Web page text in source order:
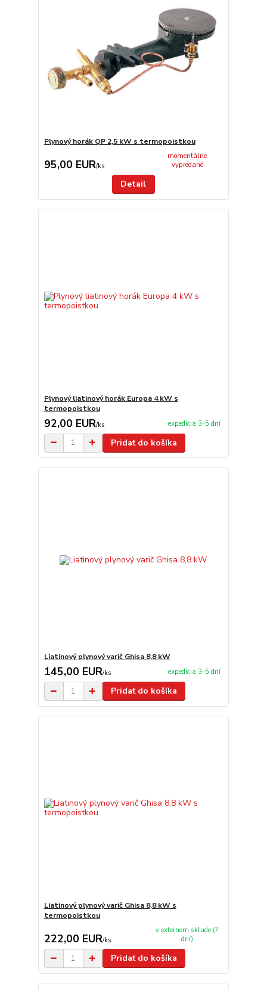
Plynový horák QP 2,5 kW s termopoistkou
95,00 EUR/ks
momentálne
vypredané
Detail
Plynový liatinový horák Europa 4 kW s
termopoistkou
92,00 EUR/ks expedícia 3-5 dní
Pridať do košíka
Liatinový plynový varič Ghisa 8,8 kW
145,00 EUR/ks expedícia 3-5 dní
Pridať do košíka
Liatinový plynový varič Ghisa 8,8 kW s
termopoistkou
222,00 EUR/ks
v externom sklade (7
dní)
Pridať do košíka